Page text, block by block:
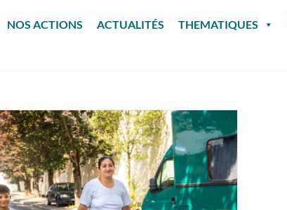
NOS ACTIONS ACTUALITÉS THEMATIQUES